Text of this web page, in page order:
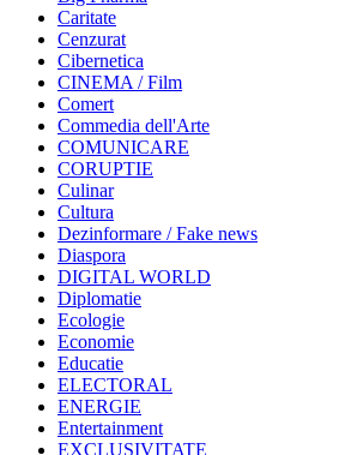
Caritate
Cenzurat
Cibernetica
CINEMA / Film
Comert
Commedia dell'Arte
COMUNICARE
CORUPTIE
Culinar
Cultura
Dezinformare / Fake news
Diaspora
DIGITAL WORLD
Diplomatie
Ecologie
Economie
Educatie
ELECTORAL
ENERGIE
Entertainment
EXCLUSIVITATE